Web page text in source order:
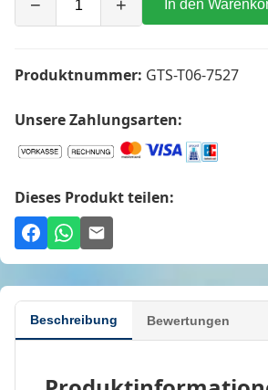
− + In den
Produktnummer: GTS-T06-7527
Unsere Zahlungsarten:
Dieses Produkt teilen:
Beschreibung Bewertungen